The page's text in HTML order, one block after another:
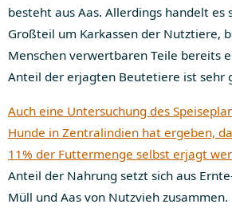
besteht aus Aas. Allerdings handelt es
Großteil um Karkassen der Nutztiere,
Menschen verwertbaren Teile bereits
Anteil der erjagten Beutetiere ist sehr
Auch eine Untersuchung des
Hunde in Zentralindien hat ergeben,
11% der Futtermenge selbst erjagt
Anteil der Nahrung setzt sich aus
Müll und Aas von Nutzvieh zusammen.